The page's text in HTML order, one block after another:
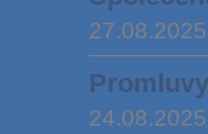
27.08.2025
24.08.2025